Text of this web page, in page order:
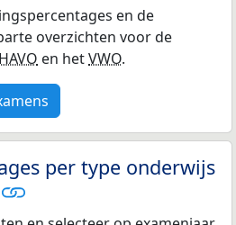
en de
overzichten voor de
HAVO en hetVWO.
per type onderwijs